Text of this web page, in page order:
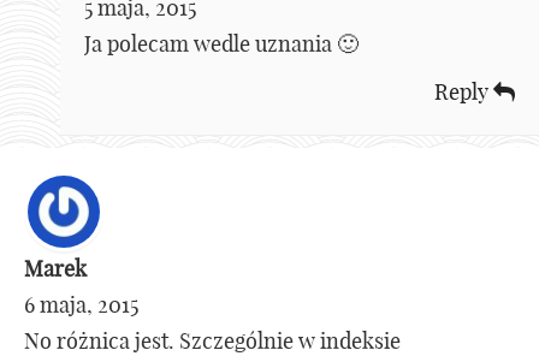
5 maja, 2015
Ja polecam wedle uznania 🙂
Reply
Marek
6 maja, 2015
No różnica jest. Szczególnie w indeksie